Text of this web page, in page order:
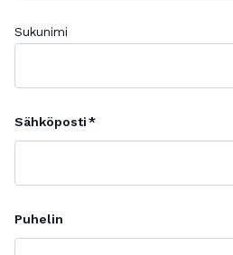
Sukunimi
Sähköposti
Puhelin